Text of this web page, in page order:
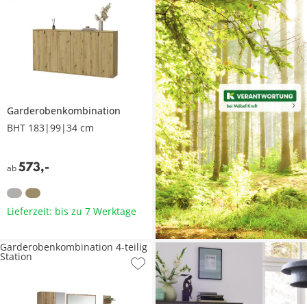
Garderobenkombination
BHT 183|99|34 cm
ab573,-
Lieferzeit: bis zu 7 Werktage
Garderobenkombination 4-teilig
Station